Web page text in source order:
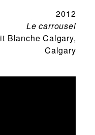
2012
Le carrousel
Blanche Calgary,
Calgary